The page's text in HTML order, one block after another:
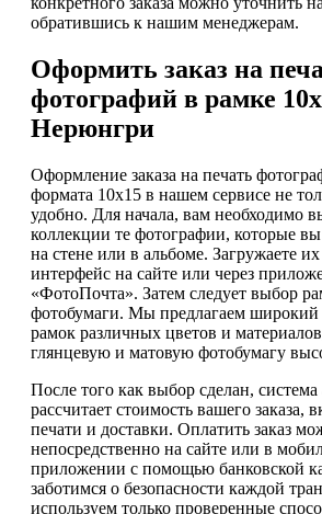
обратившись к нашим менеджерам.
Оформить заказ на
фотографий в рамке
Нерюнгри
Оформление заказа на печать
формата 10х15 в нашем сервисе не
удобно. Для начала, вам необходимо
коллекции те фотографии, которые
на стене или в альбоме. Загружаете
интерфейс на сайте или через
«ФотоПочта». Затем следует выбор
фотобумаги. Мы предлагаем широкий
рамок различных цветов и
глянцевую и матовую фотобумагу
После того как выбор сделан, система
рассчитает стоимость вашего заказа,
печати и доставки. Оплатить заказ
непосредственно на сайте или в
приложении с помощью банковской
заботимся о безопасности каждой
используем только проверенные